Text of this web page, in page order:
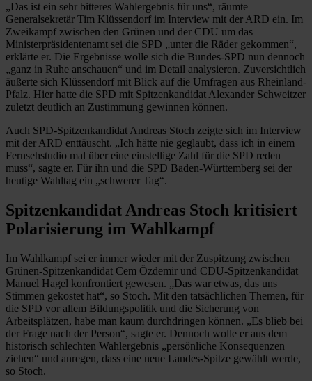
„Das ist ein sehr bitteres Wahlergebnis für uns“, räumte
Generalsekretär Tim Klüssendorf im Interview mit der ARD ein. Im
Zweikampf zwischen den Grünen und der CDU um das
Ministerpräsidentenamt sei die SPD „unter die Räder gekommen“,
erklärte er. Die Ergebnisse wolle sich die Bundes-SPD nun dennoch
„ganz in Ruhe anschauen“ und im Detail analysieren. Zuversichtlich
äußerte sich Klüssendorf mit Blick auf die Umfragen aus Rheinland-
Pfalz. Hier hatte die SPD mit Spitzenkandidat Alexander Schweitzer
zuletzt deutlich an Zustimmung gewinnen können.
Auch SPD-Spitzenkandidat Andreas Stoch zeigte sich im Interview
mit der ARD enttäuscht. „Ich hätte nie geglaubt, dass ich in einem
Fernsehstudio mal über eine einstellige Zahl für die SPD reden
muss“, sagte er. Für ihn und die SPD Baden-Württemberg sei der
heutige Wahltag ein „schwerer Tag“.
Spitzenkandidat Andreas Stoch kritisiert
Polarisierung im Wahlkampf
Im Wahlkampf sei er immer wieder mit der Zuspitzung zwischen
Grünen-Spitzenkandidat Cem Özdemir und CDU-Spitzenkandidat
Manuel Hagel konfrontiert gewesen. „Das war etwas, das uns
Stimmen gekostet hat“, so Stoch. Mit den tatsächlichen Themen, für
die SPD vor allem Bildungspolitik und die Sicherung von
Arbeitsplätzen, habe man kaum durchdringen können. „Es blieb bei
der Frage nach der Person“, sagte er. Dennoch wolle er aus dem
historisch schlechten Wahlergebnis „persönliche Konsequenzen
ziehen“ und anregen, dass eine neue Landes-Spitze gewählt werde,
so Stoch.